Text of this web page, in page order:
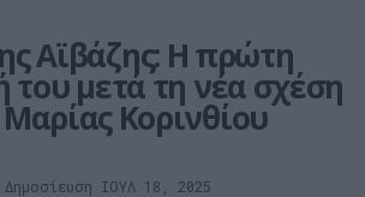
Αϊβάζης: Η πρώτη
του μετά τη νέα σχέση
Κορινθίου
Δημοσίευση ΙΟΥΛ 18, 2025